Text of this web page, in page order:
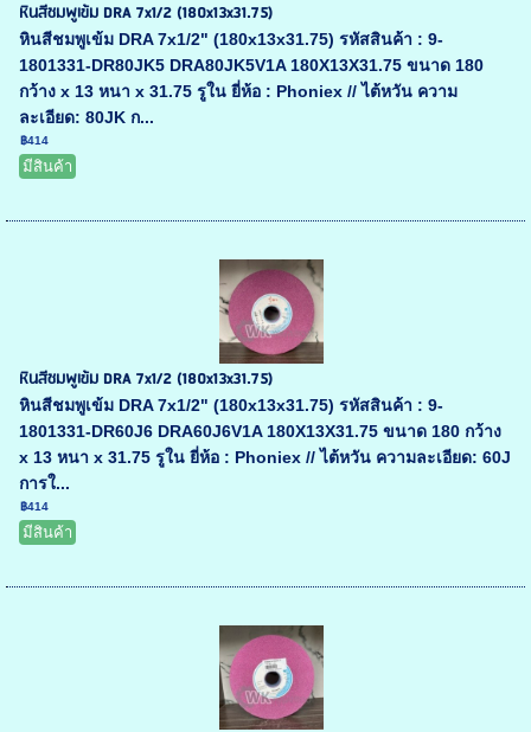
หินสีชมพูเข้ม DRA 7x1/2 (180x13x31.75)
หินสีชมพูเข้ม DRA 7x1/2" (180x13x31.75) รหัสสินค้า : 9-
1801331-DR80JK5 DRA80JK5V1A 180X13X31.75 ขนาด 180
กว้าง x 13 หนา x 31.75 รูใน ยี่ห้อ : Phoniex // ไต้หวัน ความ
ละเอียด: 80JK ก...
฿414
มีสินค้า
หินสีชมพูเข้ม DRA 7x1/2 (180x13x31.75)
หินสีชมพูเข้ม DRA 7x1/2" (180x13x31.75) รหัสสินค้า : 9-
1801331-DR60J6 DRA60J6V1A 180X13X31.75 ขนาด 180 กว้าง
x 13 หนา x 31.75 รูใน ยี่ห้อ : Phoniex // ไต้หวัน ความละเอียด: 60J
การใ...
฿414
มีสินค้า